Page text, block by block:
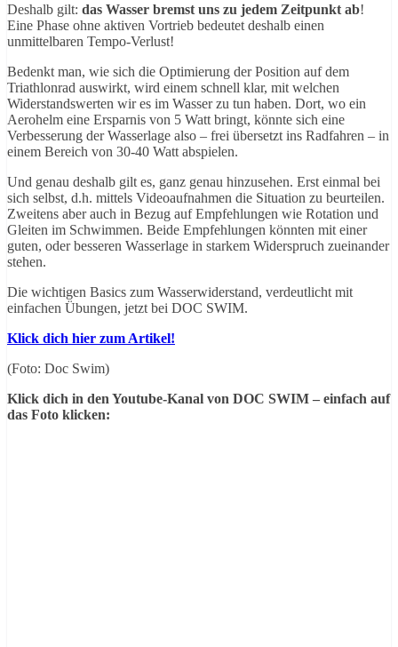
Deshalb gilt: das Wasser bremst uns zu jedem Zeitpunkt ab!
Eine Phase ohne aktiven Vortrieb bedeutet deshalb einen
unmittelbaren Tempo-Verlust!
Bedenkt man, wie sich die Optimierung der Position auf dem
Triathlonrad auswirkt, wird einem schnell klar, mit welchen
Widerstandswerten wir es im Wasser zu tun haben. Dort, wo ein
Aerohelm eine Ersparnis von 5 Watt bringt, könnte sich eine
Verbesserung der Wasserlage also – frei übersetzt ins Radfahren – in
einem Bereich von 30-40 Watt abspielen.
Und genau deshalb gilt es, ganz genau hinzusehen. Erst einmal bei
sich selbst, d.h. mittels Videoaufnahmen die Situation zu beurteilen.
Zweitens aber auch in Bezug auf Empfehlungen wie Rotation und
Gleiten im Schwimmen. Beide Empfehlungen könnten mit einer
guten, oder besseren Wasserlage in starkem Widerspruch zueinander
stehen.
Die wichtigen Basics zum Wasserwiderstand, verdeutlicht mit
einfachen Übungen, jetzt bei DOC SWIM.
Klick dich hier zum Artikel!
(Foto: Doc Swim)
Klick dich in den Youtube-Kanal von DOC SWIM – einfach auf
das Foto klicken: